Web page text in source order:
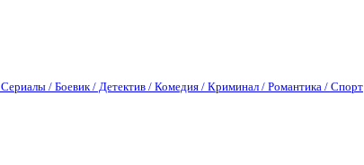
Сериалы / Боевик / Детектив / Комедия / Криминал / Романтика / Спорт